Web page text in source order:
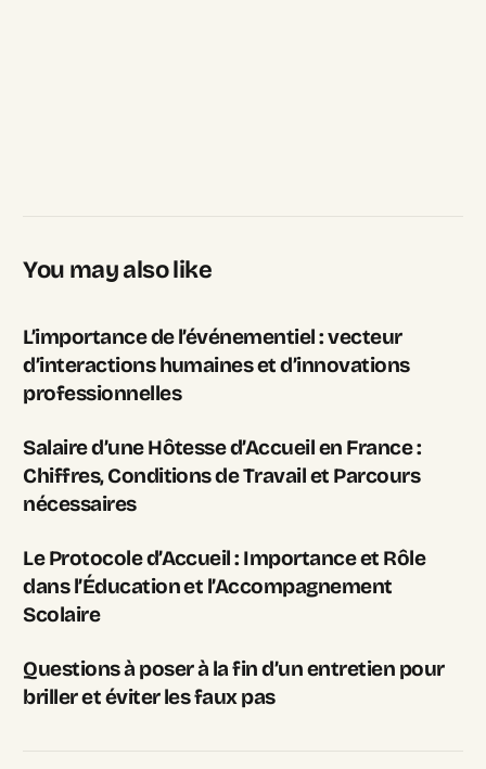
You may also like
L’importance de l’événementiel : vecteur
d’interactions humaines et d’innovations
professionnelles
Salaire d’une Hôtesse d’Accueil en France :
Chiffres, Conditions de Travail et Parcours
nécessaires
Le Protocole d’Accueil : Importance et Rôle
dans l’Éducation et l’Accompagnement
Scolaire
Questions à poser à la fin d’un entretien pour
briller et éviter les faux pas